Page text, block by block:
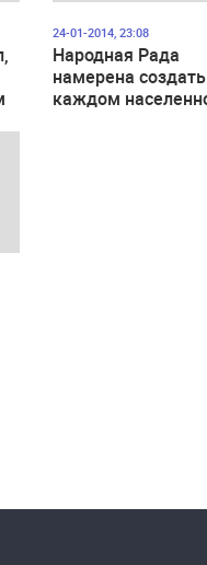
24-01-2014, 23:08
Народная Рада
намерена
каждом